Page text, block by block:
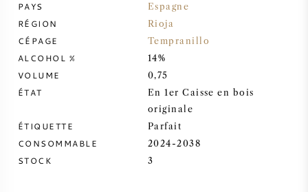
CABERNET SAUVIGNON
PINOT NOIR
MERLOT
PAYS Espagne
RÉGION Rioja
CÉPAGE Tempranillo
ALCOHOL % 14%
VOLUME 0,75
ÉTAT
En 1er Caisse en bois
originale
ÉTIQUETTE Parfait
CONSOMMABLE 2024-2038
STOCK 3